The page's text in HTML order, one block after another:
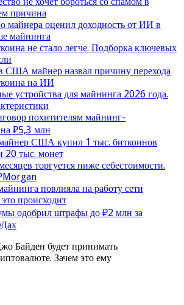
причина
майнера оценил доходность от ИИ в
майнинга
не стало легче. Подборка ключевых
майнер назвал причину перехода
на ИИ
устройства для майнинга 2026 года.
похитителям майнинг-
₽5,3 млн
США купил 1 тыс. биткоинов
20 тыс. монет
торгуется ниже себестоимости.
повлияла на работу сети
происходит
одобрил штрафы до ₽2 млн за
Байден будет принимать
Зачем это ему